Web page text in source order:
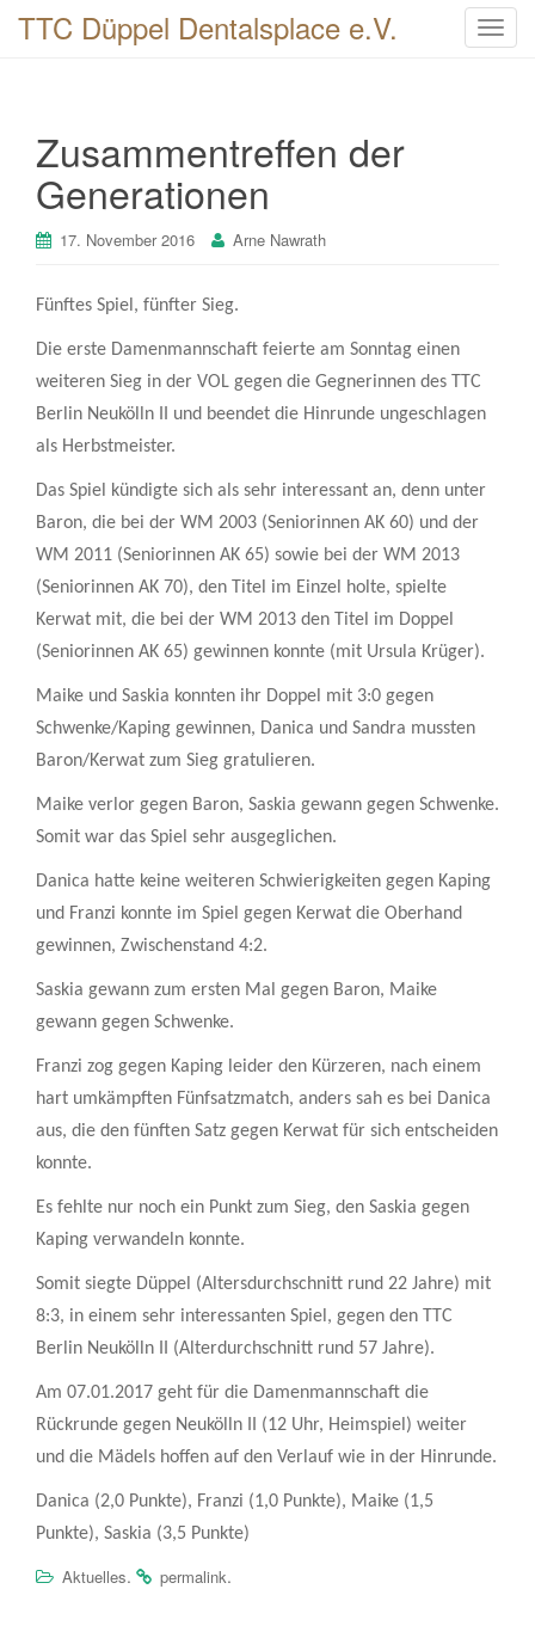
T
TTC Düppel Dentalsplace e.V.
Zusammentreffen der
Generationen
17. November 2016 Arne Nawrath
Fünftes Spiel, fünfter Sieg.
Die erste Damenmannschaft feierte am Sonntag einen
weiteren Sieg in der VOL gegen die Gegnerinnen des TTC
Berlin Neukölln II und beendet die Hinrunde ungeschlagen
als Herbstmeister.
Das Spiel kündigte sich als sehr interessant an, denn unter
Baron, die bei der WM 2003 (Seniorinnen AK 60) und der
WM 2011 (Seniorinnen AK 65) sowie bei der WM 2013
(Seniorinnen AK 70), den Titel im Einzel holte, spielte
Kerwat mit, die bei der WM 2013 den Titel im Doppel
(Seniorinnen AK 65) gewinnen konnte (mit Ursula Krüger).
Maike und Saskia konnten ihr Doppel mit 3:0 gegen
Schwenke/Kaping gewinnen, Danica und Sandra mussten
Baron/Kerwat zum Sieg gratulieren.
Maike verlor gegen Baron, Saskia gewann gegen Schwenke.
Somit war das Spiel sehr ausgeglichen.
Danica hatte keine weiteren Schwierigkeiten gegen Kaping
und Franzi konnte im Spiel gegen Kerwat die Oberhand
gewinnen, Zwischenstand 4:2.
Saskia gewann zum ersten Mal gegen Baron, Maike
gewann gegen Schwenke.
Franzi zog gegen Kaping leider den Kürzeren, nach einem
hart umkämpften Fünfsatzmatch, anders sah es bei Danica
aus, die den fünften Satz gegen Kerwat für sich entscheiden
konnte.
Es fehlte nur noch ein Punkt zum Sieg, den Saskia gegen
Kaping verwandeln konnte.
Somit siegte Düppel (Altersdurchschnitt rund 22 Jahre) mit
8:3, in einem sehr interessanten Spiel, gegen den TTC
Berlin Neukölln II (Alterdurchschnitt rund 57 Jahre).
Am 07.01.2017 geht für die Damenmannschaft die
Rückrunde gegen Neukölln II (12 Uhr, Heimspiel) weiter
und die Mädels hoffen auf den Verlauf wie in der Hinrunde.
Danica (2,0 Punkte), Franzi (1,0 Punkte), Maike (1,5
Punkte), Saskia (3,5 Punkte)
Aktuelles. permalink.